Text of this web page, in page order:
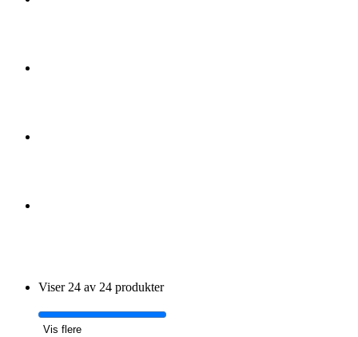
Viser 24 av 24 produkter
Vis flere